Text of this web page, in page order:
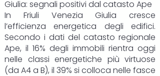
Giulia: segnali positivi dal catasto Ape
In Friuli Venezia Giulia cresce
l’efficienza energetica degli edifici.
Secondo i dati del catasto regionale
Ape, il 16% degli immobili rientra oggi
nelle classi energetiche più virtuose
(da A4 a B), il 39% si colloca nelle fasce